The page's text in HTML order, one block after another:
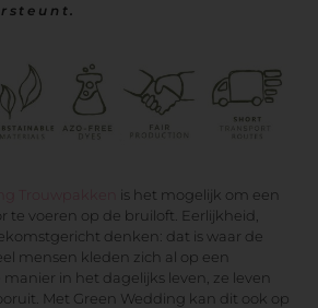
is het mogelijk om een
te voeren op de bruiloft. Eerlijkheid,
denken: dat is waar de
mensen kleden zich al op een
in het dagelijks leven, ze leven
Met Green Wedding kan dit ook op